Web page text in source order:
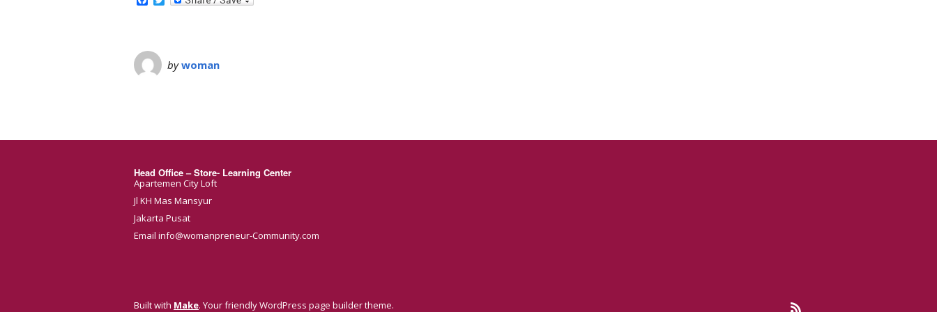
bywoman
Head Office – Store- Learning Center
Apartemen City Loft
Jl KH Mas Mansyur
Jakarta Pusat
Email info@womanpreneur-Community.com
Built with Make. Your friendly WordPress page builder theme.